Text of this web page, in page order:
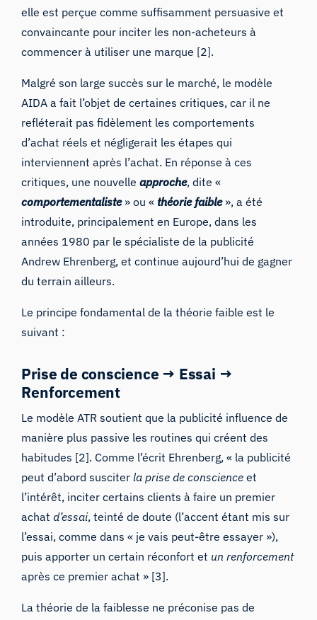
elle est perçue comme suffisamment persuasive et
convaincante pour inciter les non-acheteurs à
commencer à utiliser une marque [2].
Malgré son large succès sur le marché, le modèle
AIDA a fait l’objet de certaines critiques, car il ne
refléterait pas fidèlement les comportements
d’achat réels et négligerait les étapes qui
interviennent après l’achat. En réponse à ces
critiques, une nouvelleapproche, dite «
comportementaliste» ou « théorie faible», a été
introduite, principalement en Europe, dans les
années 1980 par le spécialiste de la publicité
Andrew Ehrenberg, et continue aujourd’hui de gagner
du terrain ailleurs.
Le principe fondamental de la théorie faible est le
suivant :
Prise de conscience → Essai →
Renforcement
Le modèle ATR soutient que la publicité influence de
manière plus passive les routines qui créent des
habitudes [2]. Comme l’écrit Ehrenberg, « la publicité
peut d’abord susciterla prise de conscience et
l’intérêt, inciter certains clients à faire un premier
achatd’essai, teinté de doute (l’accent étant mis sur
l’essai, comme dans « je vais peut-être essayer »),
puis apporter un certain réconfort et un renforcement
après ce premier achat » [3].
La théorie de la faiblesse ne préconise pas de